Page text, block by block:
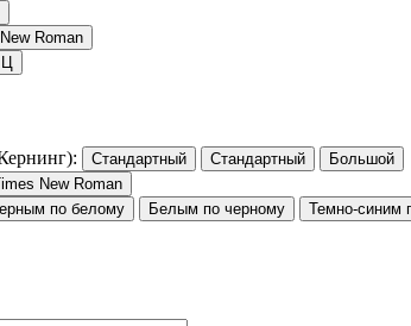
Roman
Ц
Стандартный Стандартный Большой
New Roman
по белому Белым по черному Темно-синим